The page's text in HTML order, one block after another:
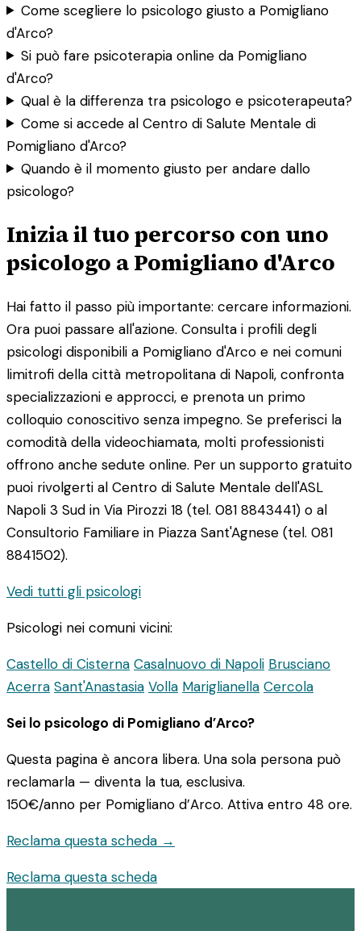
Come scegliere lo psicologo giusto a Pomigliano
d'Arco?
Si può fare psicoterapia online da Pomigliano
d'Arco?
Qual è la differenza tra psicologo e psicoterapeuta?
Come si accede al Centro di Salute Mentale di
Pomigliano d'Arco?
Quando è il momento giusto per andare dallo
psicologo?
Inizia il tuo percorso con uno
psicologo a Pomigliano d'Arco
Hai fatto il passo più importante: cercare informazioni.
Ora puoi passare all'azione. Consulta i profili degli
psicologi disponibili a Pomigliano d'Arco e nei comuni
limitrofi della città metropolitana di Napoli, confronta
specializzazioni e approcci, e prenota un primo
colloquio conoscitivo senza impegno. Se preferisci la
comodità della videochiamata, molti professionisti
offrono anche sedute online. Per un supporto gratuito
puoi rivolgerti al Centro di Salute Mentale dell'ASL
Napoli 3 Sud in Via Pirozzi 18 (tel. 081 8843441) o al
Consultorio Familiare in Piazza Sant'Agnese (tel. 081
8841502).
Vedi tutti gli psicologi
Psicologi nei comuni vicini:
Castello di Cisterna Casalnuovo di Napoli Brusciano
Acerra Sant'Anastasia Volla Mariglianella Cercola
Sei lo psicologo di Pomigliano d’Arco?
Questa pagina è ancora libera. Una sola persona può
reclamarla — diventa la tua, esclusiva.
150€/anno per Pomigliano d’Arco. Attiva entro 48 ore.
Reclama questa scheda →
Reclama questa scheda